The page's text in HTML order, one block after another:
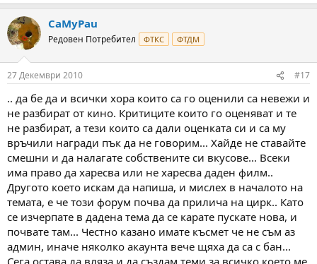
CaMyPau
Редовен Потребител ФТКС ФТДМ
27 Декември 2010 #17
.. да бе да и всички хора които са го оценили са невежи и
не разбират от кино. Критиците които го оценяват и те
не разбират, а тези които са дали оценката си и са му
връчили награди пък да не говорим... Хайде не ставайте
смешни и да налагате собствените си вкусове... Всеки
има право да харесва или не харесва даден филм..
Другото което искам да напиша, и мислех в началото на
темата, е че този форум почва да прилича на цирк.. Като
се изчерпате в дадена тема да се карате пускате нова, и
почвате там... Честно казано имате късмет че не съм аз
админ, иначе няколко акаунта вече щяха да са с бан...
Сега остава да вляза и да създам теми за всичко което ме